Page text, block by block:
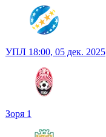
УПЛ 18:00, 05 дек. 2025
Зоря 1